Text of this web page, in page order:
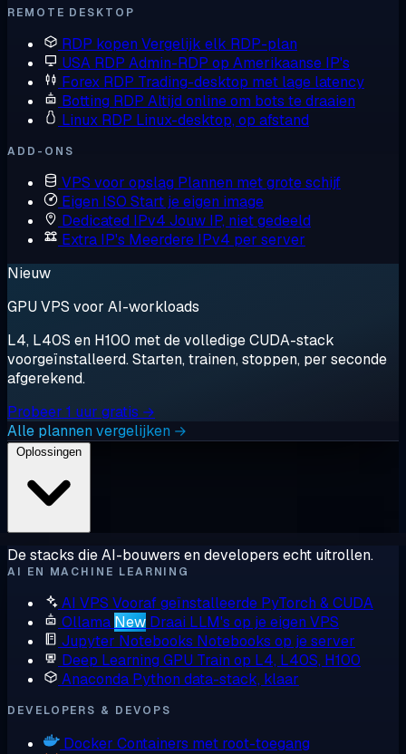
REMOTE DESKTOP
RDP kopen Vergelijk elk RDP-plan
USA RDP Admin-RDP op Amerikaanse IP's
Forex RDP Trading-desktop met lage latency
Botting RDP Altijd online om bots te draaien
Linux RDP Linux-desktop, op afstand
ADD-ONS
VPS voor opslag Plannen met grote schijf
Eigen ISO Start je eigen image
Dedicated IPv4 Jouw IP, niet gedeeld
Extra IP's Meerdere IPv4 per server
Nieuw
GPU VPS voor AI-workloads
L4, L40S en H100 met de volledige CUDA-stack
voorgeïnstalleerd. Starten, trainen, stoppen, per seconde
afgerekend.
Probeer 1 uur gratis →
Alle plannen vergelijken →
De stacks die AI-bouwers en developers echt uitrollen.
AI EN MACHINE LEARNING
AI VPS Vooraf geïnstalleerde PyTorch & CUDA
Ollama New Draai LLM's op je eigen VPS
Jupyter Notebooks Notebooks op je server
Deep Learning GPU Train op L4, L40S, H100
Anaconda Python data-stack, klaar
DEVELOPERS & DEVOPS
Docker Containers met root-toegang